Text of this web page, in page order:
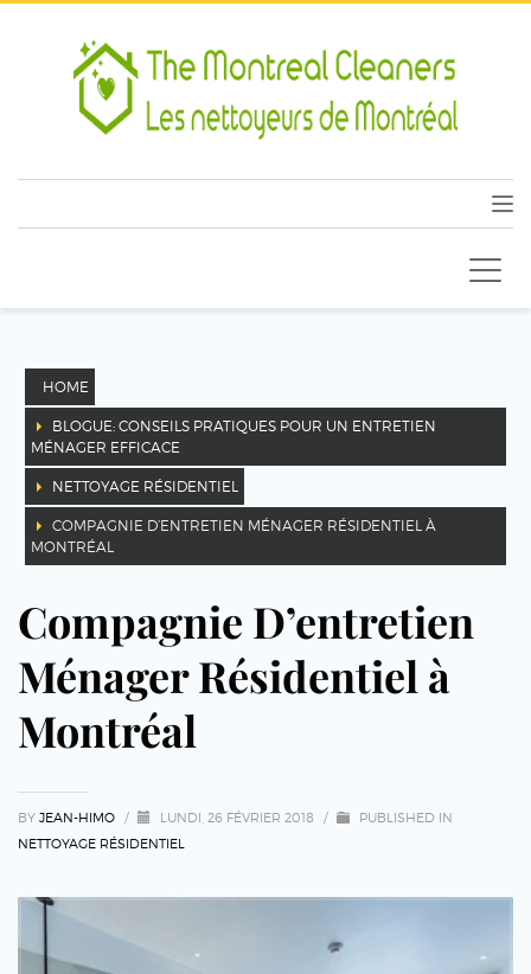
HOME
BLOGUE: CONSEILS PRATIQUES POUR UN ENTRETIEN
MÉNAGER EFFICACE
NETTOYAGE RÉSIDENTIEL
COMPAGNIE D’ENTRETIEN MÉNAGER RÉSIDENTIEL À
MONTRÉAL
Compagnie D’entretien
Ménager Résidentiel à
Montréal
BY JEAN-HIMO / LUNDI, 26 FÉVRIER 2018 /
PUBLISHED IN
NETTOYAGE RÉSIDENTIEL